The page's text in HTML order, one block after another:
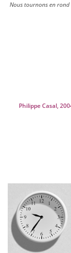
Nous tour­nons en
Philippe Casal,